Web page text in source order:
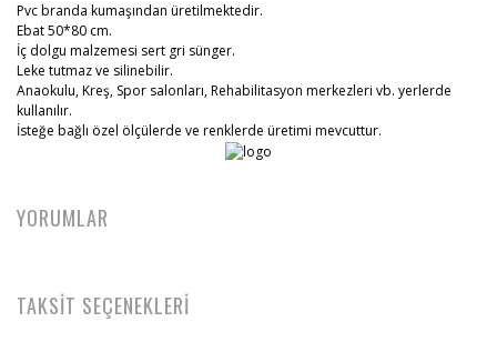
Pvc branda kumaşından üretilmektedir.
Ebat 50*80 cm.
İç dolgu malzemesi sert gri sünger.
Leke tutmaz ve silinebilir.
Anaokulu, Kreş, Spor salonları, Rehabilitasyon merkezleri vb. yerlerde
kullanılır.
İsteğe bağlı özel ölçülerde ve renklerde üretimi mevcuttur.
YORUMLAR
TAKSİT SEÇENEKLERİ